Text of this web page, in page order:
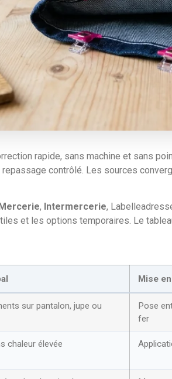
rapide, sans machine et sans
repassage contrôlé. Les sources
, Intermercerie,
et les options temporaires. Le
Mise
sur pantalon, jupe ou
Pose
fer
chaleur élevée